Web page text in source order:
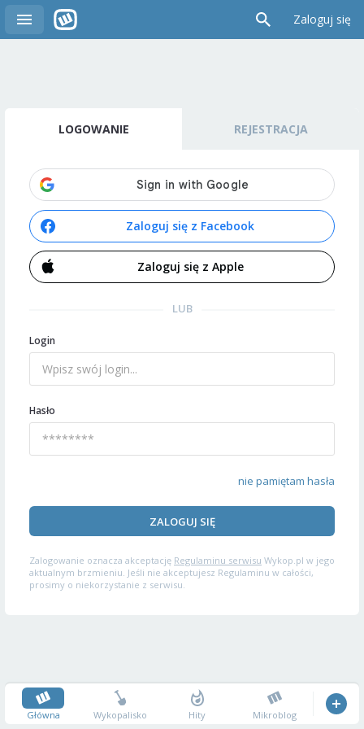
Zaloguj się
LOGOWANIE REJESTRACJA
Zaloguj się z Facebook
Zaloguj się z Apple
LUB
Login
Hasło
nie pamiętam hasła
ZALOGUJ SIĘ
Zalogowanie oznacza akceptację Regulaminu serwisu Wykop.pl w jego
aktualnym brzmieniu. Jeśli nie akceptujesz Regulaminu w całości,
prosimy o niekorzystanie z serwisu.
Główna Wykopalisko Hity Mikroblog